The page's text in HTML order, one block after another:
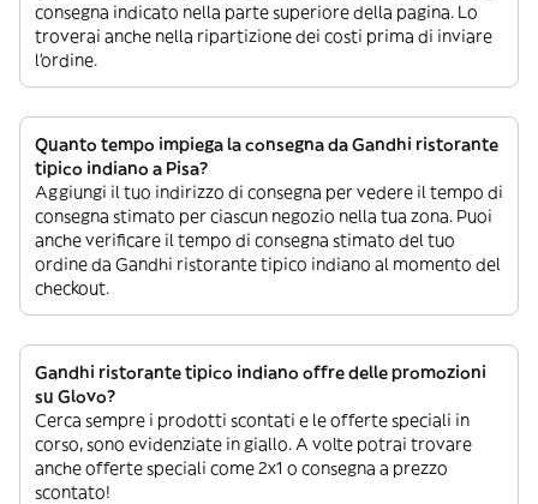
consegna indicato nella parte superiore della pagina. Lo
troverai anche nella ripartizione dei costi prima di inviare
l’ordine.
Quanto tempo impiega la consegna da Gandhi ristorante
tipico indiano a Pisa?
Aggiungi il tuo indirizzo di consegna per vedere il tempo di
consegna stimato per ciascun negozio nella tua zona. Puoi
anche verificare il tempo di consegna stimato del tuo
ordine da Gandhi ristorante tipico indiano al momento del
checkout.
Gandhi ristorante tipico indiano offre delle promozioni
su Glovo?
Cerca sempre i prodotti scontati e le offerte speciali in
corso, sono evidenziate in giallo. A volte potrai trovare
anche offerte speciali come 2x1 o consegna a prezzo
scontato!